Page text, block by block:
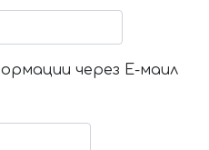
через Е-маил